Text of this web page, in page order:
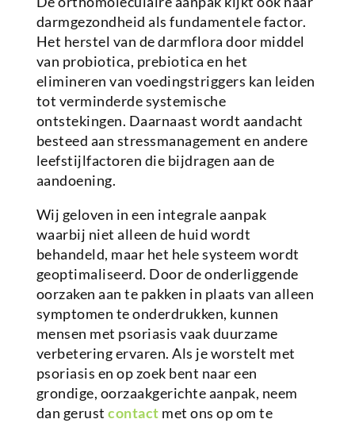
darmgezondheid als fundamentele factor.
Het herstel van de darmflora door middel
van probiotica, prebiotica en het
elimineren van voedingstriggers kan leiden
tot verminderde systemische
ontstekingen. Daarnaast wordt aandacht
besteed aan stressmanagement en andere
leefstijlfactoren die bijdragen aan de
aandoening.
Wij geloven in een integrale aanpak
waarbij niet alleen de huid wordt
behandeld, maar het hele systeem wordt
geoptimaliseerd. Door de onderliggende
oorzaken aan te pakken in plaats van alleen
symptomen te onderdrukken, kunnen
mensen met psoriasis vaak duurzame
verbetering ervaren. Als je worstelt met
psoriasis en op zoek bent naar een
grondige, oorzaakgerichte aanpak, neem
dan gerustcontact met ons op om te